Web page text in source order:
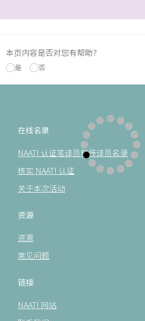
本页内容是否对您有帮助？
是 否
在线名录
NAATI 认证笔译员和传译员名录
核实 NAATI 认证
关于本次活动
资源
资源
常见问题
链接
NAATI 网站